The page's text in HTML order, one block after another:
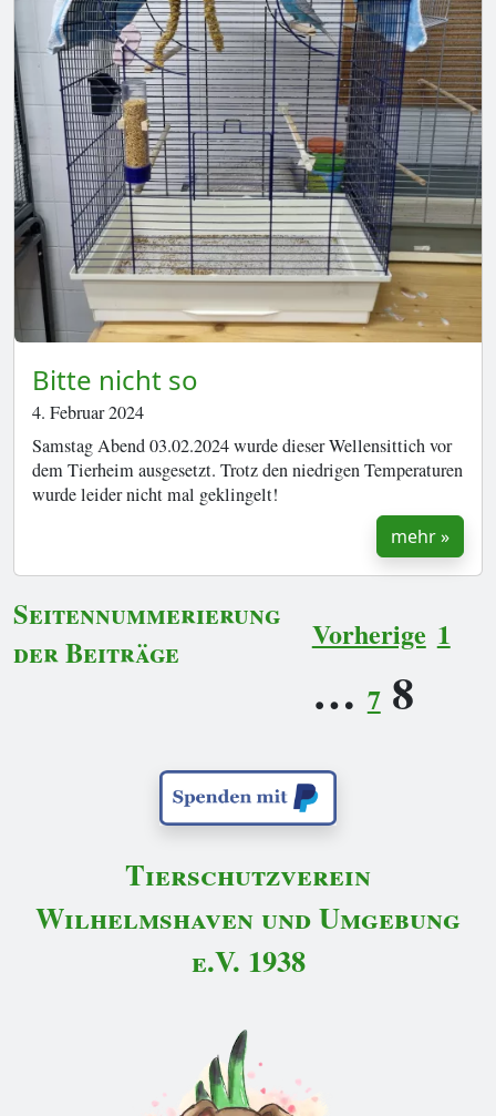
Bitte nicht so
4. Februar 2024
Samstag Abend 03.02.2024 wurde dieser Wellensittich vor
dem Tierheim ausgesetzt. Trotz den niedrigen Temperaturen
wurde leider nicht mal geklingelt!
mehr »
Seitennummerierung
der Beiträge
Vorherige 1
… 7 8
Tierschutzverein
Wilhelmshaven und Umgebung
e.V. 1938